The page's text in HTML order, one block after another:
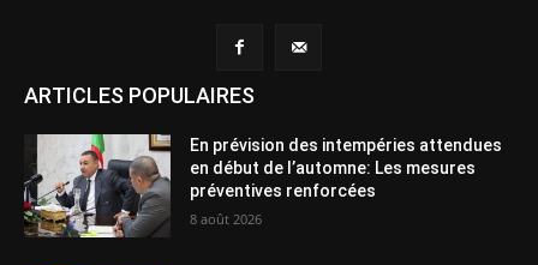
ARTICLES POPULAIRES
En prévision des intempéries attendues
en début de l’automne: Les mesures
préventives renforcées
8 août 2026